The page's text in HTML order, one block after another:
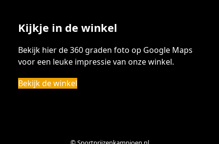
Kijkje in de winkel
Bekijk hier de 360 graden foto op Google Maps
voor een leuke impressie van onze winkel.
Bekijk de winkel